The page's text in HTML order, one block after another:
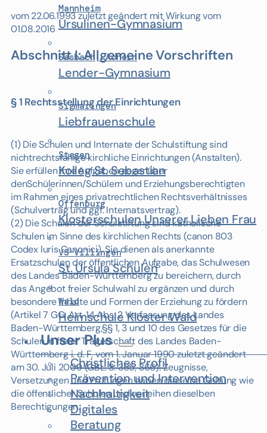
Mannheim
Ursulinen-Gymnasium
Sasbach, Achern
Lender-Gymnasium
Sigmaringen
Liebfrauenschule
Stegen
Kolleg St. Sebastian
Offenburg
Klosterschulen Unserer Lieben Frau
VS-Villingen
St. Ursula Schulen
Wald
Heimschule Kloster Wald
Unser Plus
Christliches Profil
Prävention und Intervention
Nachhaltigkeit
Digitales
Beratung
vom 22.06.1993 zuletzt geändert mit Wirkung vom
01.08.2016
Abschnitt I: Allgemeine Vorschriften
§ 1 Rechtsstellung der Einrichtungen
(1) Die Schulen und Internate der Schulstiftung sind
nichtrechtsfähige kirchliche Einrichtungen (Anstalten).
Sie erfüllen ihre Aufgaben gegenüber
denSchülerinnen/Schülern und Erziehungsberechtigten
im Rahmen eines privatrechtlichen Rechtsverhältnisses
(Schulvertrag und ggf. Internatsvertrag).
(2) Die Schulen der Schulstiftung sind katholische
Schulen im Sinne des kirchlichen Rechts (canon 803
Codex luris Canonici). Sie dienen als anerkannte
Ersatzschulen der öffentlichen Aufgabe, das Schulwesen
des Landes Baden-Württemberg zu bereichern, durch
das Angebot freier Schulwahl zu ergänzen und durch
besondere Inhalte und Formen der Erziehung zu fördern
(Artikel 7 GG, Art. 14 Abs. 2 Verfassung des Landes
Baden-Württemberg,§§ 1, 3 und 10 des Gesetzes für die
Schulen in freier Trägerschaft des Landes Baden-
Württemberg i. d. F. vom 1. Januar 1990 zuletzt geändert
am 30. Juli 2009 (GBL. S. 365, 366). Zeugnisse,
Versetzungen und Prüfungen haben dieselbe Geltung wie
die öffentlicher Schulen und verleihen dieselben
Berechtigungen.